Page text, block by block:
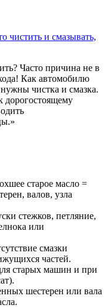
Часто причина не в
Как автомобилю
чистка и смазка.
дорогостоящему
старое масло =
валов, узла
стежков, петляние,
или
смазки
частей.
старых машин и при
шестерен или вала